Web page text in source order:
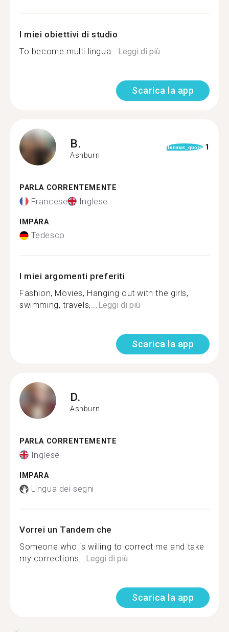
I miei obiettivi di studio
To become multi lingua...Leggi di più
Scarica la app
B.
Ashburn
format_quote 1
PARLA CORRENTEMENTE
Francese Inglese
IMPARA
Tedesco
I miei argomenti preferiti
Fashion, Movies, Hanging out with the girls,
swimming, travels,...Leggi di più
Scarica la app
D.
Ashburn
PARLA CORRENTEMENTE
Inglese
IMPARA
Lingua dei segni
Vorrei un Tandem che
Someone who is willing to correct me and take
my corrections...Leggi di più
Scarica la app